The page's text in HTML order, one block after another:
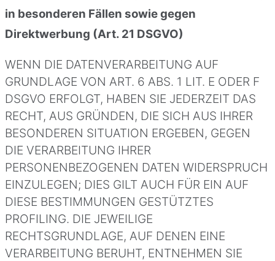
in besonderen Fällen sowie gegen
Direktwerbung (Art. 21 DSGVO)
WENN DIE DATENVERARBEITUNG AUF
GRUNDLAGE VON ART. 6 ABS. 1 LIT. E ODER F
DSGVO ERFOLGT, HABEN SIE JEDERZEIT DAS
RECHT, AUS GRÜNDEN, DIE SICH AUS IHRER
BESONDEREN SITUATION ERGEBEN, GEGEN
DIE VERARBEITUNG IHRER
PERSONENBEZOGENEN DATEN WIDERSPRUCH
EINZULEGEN; DIES GILT AUCH FÜR EIN AUF
DIESE BESTIMMUNGEN GESTÜTZTES
PROFILING. DIE JEWEILIGE
RECHTSGRUNDLAGE, AUF DENEN EINE
VERARBEITUNG BERUHT, ENTNEHMEN SIE